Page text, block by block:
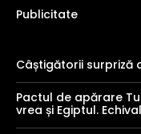
Publicitate
Câștigătorii surpriză
Pactul de apărare
vrea și Egiptul.